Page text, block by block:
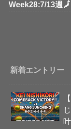
Week28:7/13週 🗾
新着エントリー